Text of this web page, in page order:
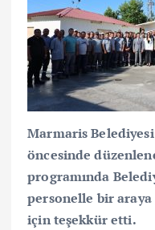
Marmaris
öncesinde
programında
personelle bir
için teşekkür etti.